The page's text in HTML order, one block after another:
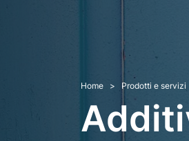
Home Prodotti e servizi